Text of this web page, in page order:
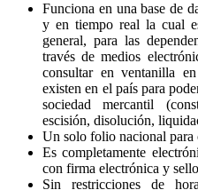
Funciona en una base de
y en tiempo real la cual
general, para las
través de medios
consultar en ventanilla
existen en el país para
sociedad mercantil
escisión, disolución,
Un solo folio nacional para
Es completamente
con firma electrónica y
Sin restricciones de